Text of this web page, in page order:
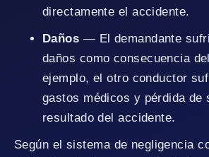
directamente el accidente.
Daños — El demandante
daños como consecuencia
ejemplo, el otro conductor
gastos médicos y pérdida de
resultado del accidente.
Según el sistema de negligencia